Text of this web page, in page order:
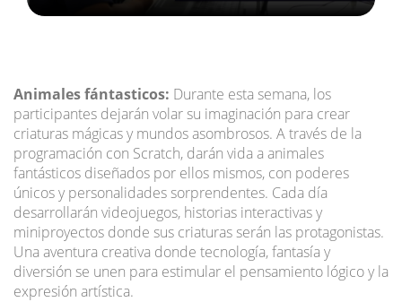
Animales fántasticos: Durante esta semana, los
participantes dejarán volar su imaginación para crear
criaturas mágicas y mundos asombrosos. A través de la
programación con Scratch, darán vida a animales
fantásticos diseñados por ellos mismos, con poderes
únicos y personalidades sorprendentes. Cada día
desarrollarán videojuegos, historias interactivas y
miniproyectos donde sus criaturas serán las protagonistas.
Una aventura creativa donde tecnología, fantasía y
diversión se unen para estimular el pensamiento lógico y la
expresión artística.